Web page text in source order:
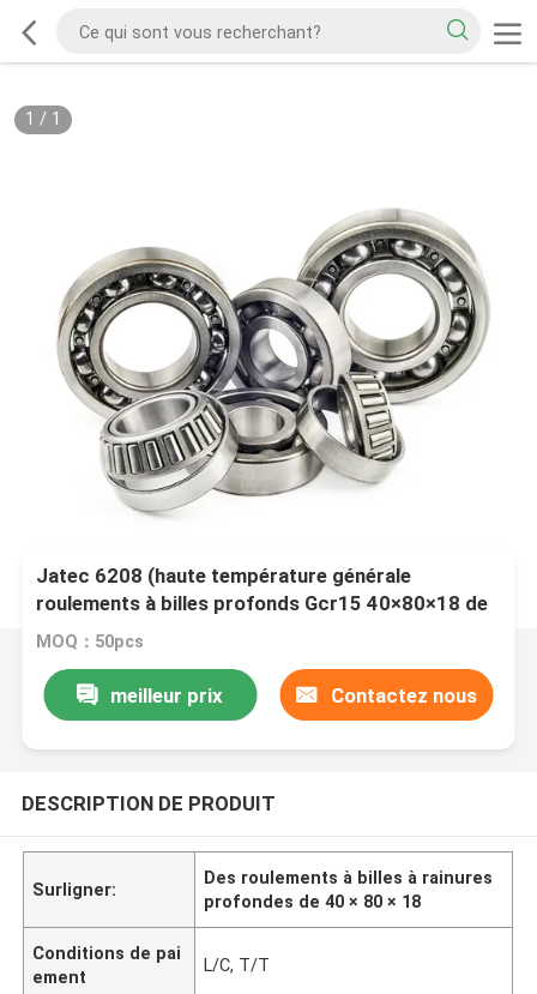
1 / 1
Jatec 6208 (haute température générale
roulements à billes profonds Gcr15 40×80×18 de
cannelure de moteur)
MOQ：50pcs
meilleur prix Contactez nous
DESCRIPTION DE PRODUIT
Surligner:
Des roulements à billes à rainures
profondes de 40 × 80 × 18
Conditions de pai
ement
L/C, T/T